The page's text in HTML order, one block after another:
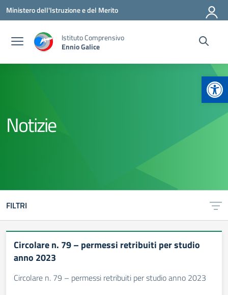
Vai ai contenuti
Vai al menu di navigazione
Vai al footer
Ministero dell'Istruzione e del Merito
Istituto Comprensivo
Ennio Galice
Notizie
FILTRI
Circolare n. 79 – permessi retribuiti per studio
anno 2023
Circolare n. 79 – permessi retribuiti per studio anno 2023